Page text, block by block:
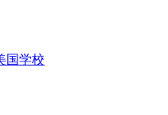
国学校